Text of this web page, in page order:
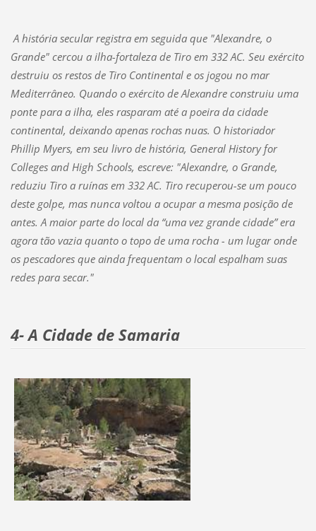
A história secular registra em seguida que "Alexandre, o
Grande" cercou a ilha-fortaleza de Tiro em 332 AC. Seu exército
destruiu os restos de Tiro Continental e os jogou no mar
Mediterrâneo. Quando o exército de Alexandre construiu uma
ponte para a ilha, eles rasparam até a poeira da cidade
continental, deixando apenas rochas nuas. O historiador
Phillip Myers, em seu livro de história, General History for
Colleges and High Schools, escreve: "Alexandre, o Grande,
reduziu Tiro a ruínas em 332 AC. Tiro recuperou-se um pouco
deste golpe, mas nunca voltou a ocupar a mesma posição de
antes. A maior parte do local da “uma vez grande cidade” era
agora tão vazia quanto o topo de uma rocha - um lugar onde
os pescadores que ainda frequentam o local espalham suas
redes para secar."
4- A Cidade de Samaria